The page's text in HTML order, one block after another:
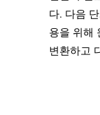
다. 다음
용을 위해
변환하고